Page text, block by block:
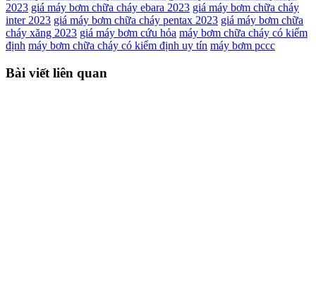
2023 giá máy bơm chữa cháy ebara 2023 giá máy bơm chữa cháy
inter 2023 giá máy bơm chữa cháy pentax 2023 giá máy bơm chữa
cháy xăng 2023 giá máy bơm cứu hỏa máy bơm chữa cháy có kiểm
định máy bơm chữa cháy có kiểm định uy tín máy bơm pccc
Bài viết liên quan